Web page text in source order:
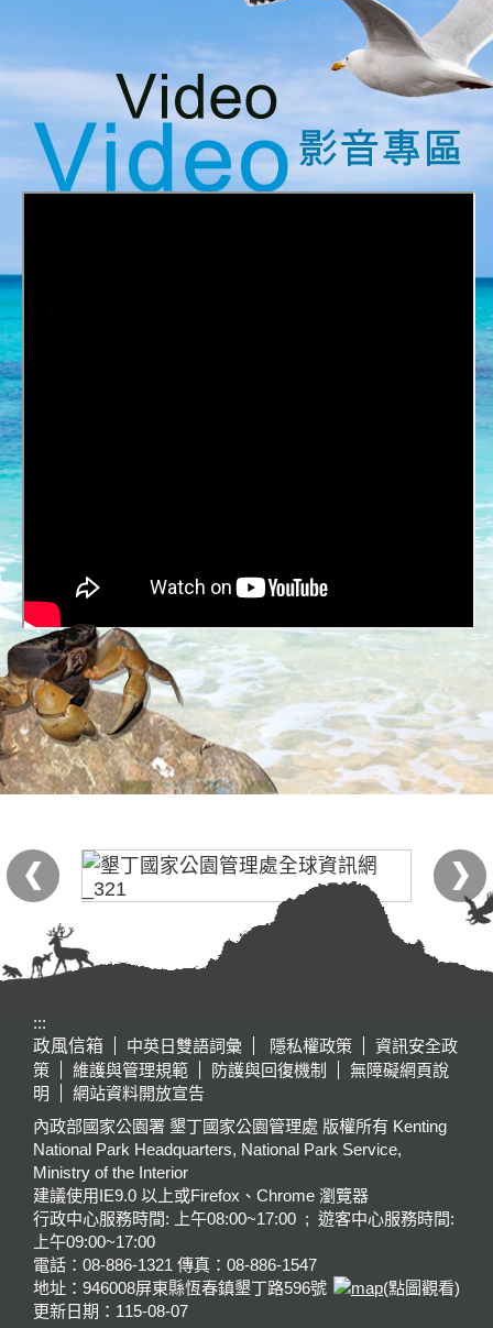
:::
政風信箱
中英日雙語詞彙 隱私權政策
資訊安全政
策
維護與管理規範 防護與回復機制
無障礙網頁說
明
網站資料開放宣告
內政部國家公園署 墾丁國家公園管理處 版權所有 Kenting
National Park Headquarters, National Park Service,
Ministry of the Interior
建議使用IE9.0 以上或Firefox、Chrome 瀏覽器
行政中心服務時間: 上午08:00~17:00 ; 遊客中心服務時間:
上午09:00~17:00
電話：08-886-1321 傳真：08-886-1547
地址：946008屏東縣恆春鎮墾丁路596號
(點圖觀看)
更新日期： 115-08-07